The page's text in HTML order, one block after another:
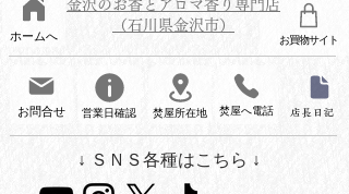
ホームへ
焚屋所在地
営業日確認
お問合せ 焚屋へ電話
お買物サイト
↓ ＳＮＳ各種はこちら ↓
金沢のお香とアロマ香り専門店
（石川県金沢市）
店長日記